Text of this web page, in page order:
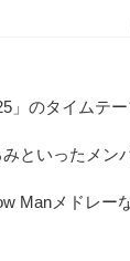
」のタイムテ
といったメン
Manメドレー